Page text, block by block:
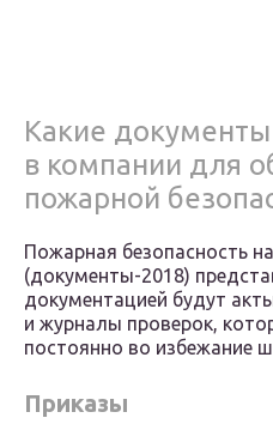
Какие
в компании для
пожарной
Пожарная безопасность
(документы-2018)
документацией будут
и журналы проверок,
постоянно во избежание
Приказы